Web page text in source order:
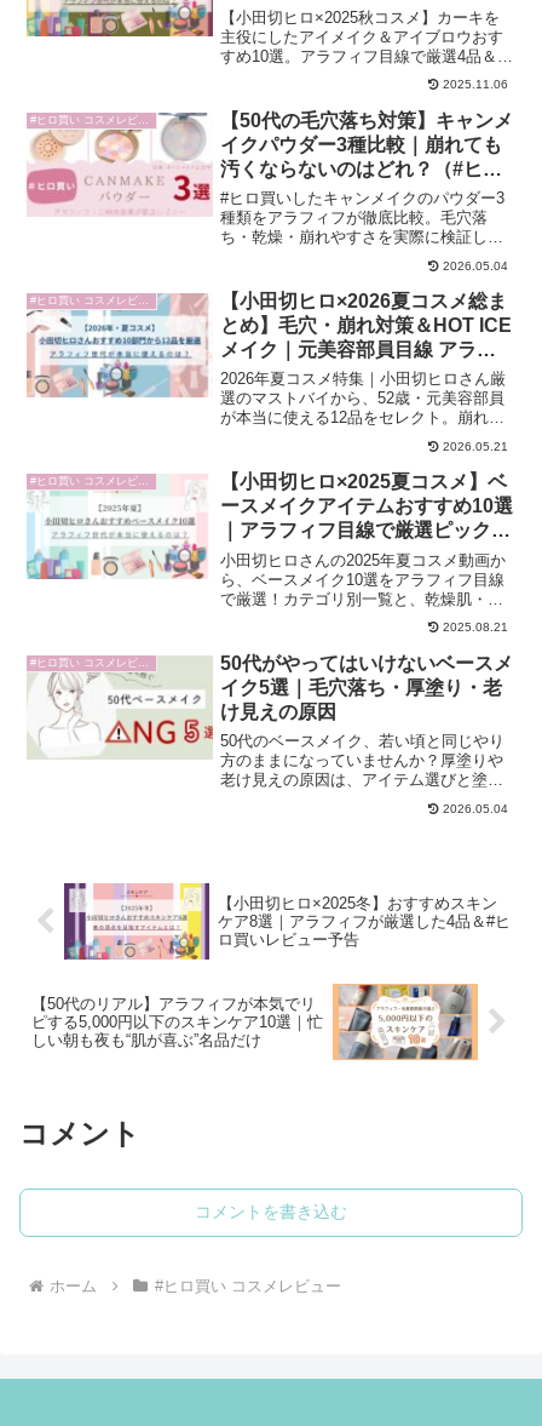
品＆#ヒロ買いレビュー予告
【小田切ヒロ×2025秋コスメ】カーキを
主役にしたアイメイク＆アイブロウおす
すめ10選。アラフィフ目線で厳選4品＆#
ヒロ買いレビュー予告に加え、
ADDICTION単色アイシャドウ3色の番外
編もチェック！
2025.11.06
【50代の毛穴落ち対策】キャンメ
イクパウダー3種比較｜崩れても
汚くならないのはどれ？（#ヒロ
買い検証）
#ヒロ買いしたキャンメイクのパウダー3
種類をアラフィフが徹底比較。毛穴落
ち・乾燥・崩れやすさを実際に検証し、
50代に合うアイテムをわかりやすく解説
2026.05.04
#ヒロ買い コスメレビュー
【小田切ヒロ×2026夏コスメ総ま
とめ】毛穴・崩れ対策＆HOT ICE
メイク｜元美容部員目線 アラフ
ィフが使える12選
2026年夏コスメ特集｜小田切ヒロさん厳
選のマストバイから、52歳・元美容部員
が本当に使える12品をセレクト。崩れに
くいベースメイクと、トレンド「HOT
ICE」を取り入れた大人の夏メイクをわか
りやすく解説。
2026.05.21
#ヒロ買い コスメレビュー
【小田切ヒロ×2025夏コスメ】ベ
ースメイクアイテムおすすめ10選
｜アラフィフ目線で厳選ピック＆
#ヒロ買いレビュー予告つき
小田切ヒロさんの2025年夏コスメ動画か
ら、ベースメイク10選をアラフィフ目線
で厳選！カテゴリ別一覧と、乾燥肌・た
るみ毛穴・ホットフラッシュが気になる
筆者が選ぶ注目アイテムも紹介。#ヒロ買
いレビュー予告つき！
2025.08.21
50代がやってはいけないベースメ
イク5選｜毛穴落ち・厚塗り・老
け見えの原因
50代のベースメイク、若い頃と同じやり
方のままになっていませんか？厚塗りや
老け見えの原因は、アイテム選びと塗り
方にあります。やめるだけで変わるNG5
2026.05.04
【小田切ヒロ×2025冬】おすすめスキン
ケア8選｜アラフィフが厳選した4品＆#ヒ
ロ買いレビュー予告
【50代のリアル】アラフィフが本気でリ
ピする5,000円以下のスキンケア10選｜忙
しい朝も夜も“肌が喜ぶ”名品だけ
コメント
コメントを書き込む
ホーム #ヒロ買い コスメレビュー